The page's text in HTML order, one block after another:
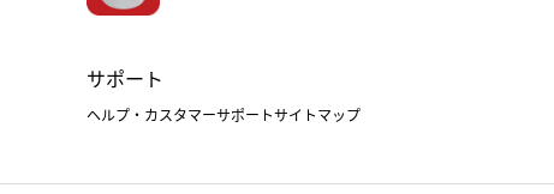
サポート
ヘルプ・カスタマーサポートサイトマップ